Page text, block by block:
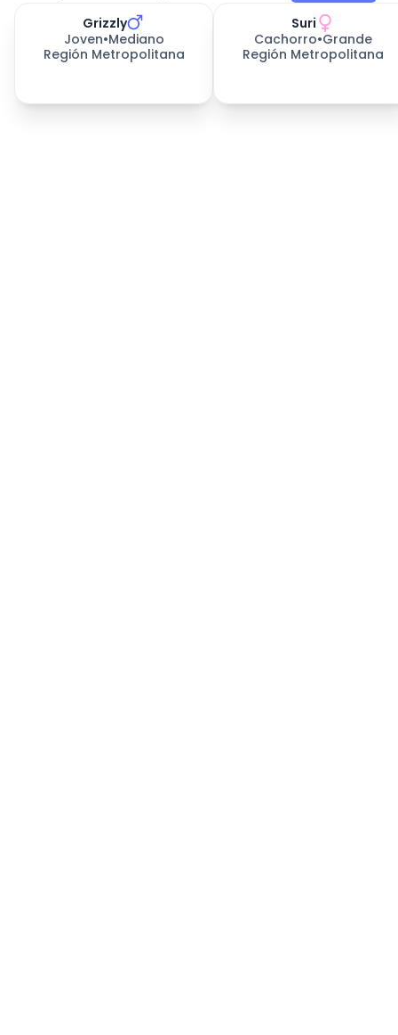
Grizzly
Joven•Mediano
Región Metropolitana
Suri
Cachorro•Grande
Región Metropolitana